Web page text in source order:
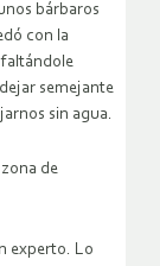
bárbaros
con la
faltándole
semejante
sin agua.
de
experto. Lo